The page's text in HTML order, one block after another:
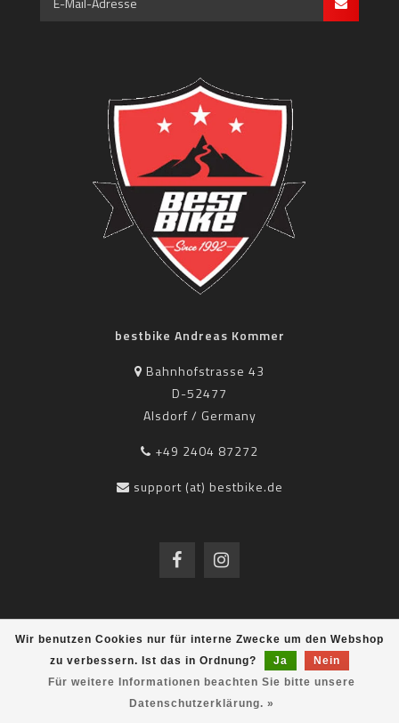
Wir benutzen Cookies nur für interne Zwecke um den Webshop
zu verbessern. Ist das in Ordnung?
Ja
Nein
Für weitere Informationen beachten Sie bitte unsere
Datenschutzerklärung. »
bestbike Andreas Kommer
Bahnhofstrasse 43
D-52477
Alsdorf / Germany
+49 2404 87272
support (at) bestbike.de
INFORMATIONEN
bestbike Help Center
Versandkosten